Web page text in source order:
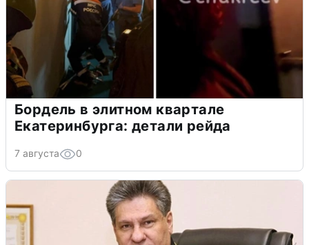
Бордель в элитном квартале
Екатеринбурга: детали рейда
7 августа 0